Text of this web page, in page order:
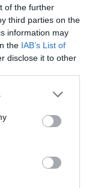
of the further
third parties on the
information may
the IAB’s List of
disclose it to other
or more Google
You may click to
party tags to
in below Google
στην Άνδρο –